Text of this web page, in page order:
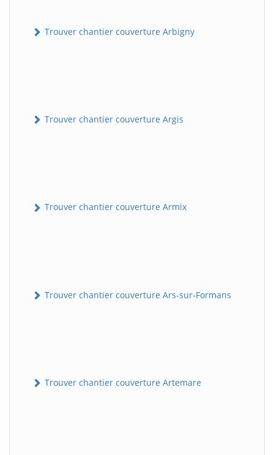
Trouver chantier couverture Arbigny
Trouver chantier couverture Argis
Trouver chantier couverture Armix
Trouver chantier couverture Ars-sur-Formans
Trouver chantier couverture Artemare